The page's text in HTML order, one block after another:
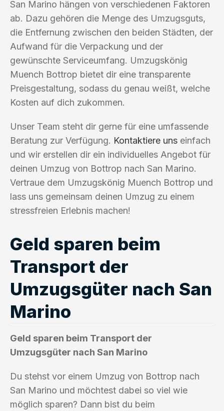
San Marino hängen von verschiedenen Faktoren
ab. Dazu gehören die Menge des Umzugsguts,
die Entfernung zwischen den beiden Städten, der
Aufwand für die Verpackung und der
gewünschte Serviceumfang. Umzugskönig
Muench Bottrop bietet dir eine transparente
Preisgestaltung, sodass du genau weißt, welche
Kosten auf dich zukommen.
Unser Team steht dir gerne für eine umfassende
Beratung zur Verfügung. Kontaktiere uns einfach
und wir erstellen dir ein individuelles Angebot für
deinen Umzug von Bottrop nach San Marino.
Vertraue dem Umzugskönig Muench Bottrop und
lass uns gemeinsam deinen Umzug zu einem
stressfreien Erlebnis machen!
Geld sparen beim
Transport der
Umzugsgüter nach San
Marino
Geld sparen beim Transport der
Umzugsgüter nach San Marino
Du stehst vor einem Umzug von Bottrop nach
San Marino und möchtest dabei so viel wie
möglich sparen? Dann bist du beim